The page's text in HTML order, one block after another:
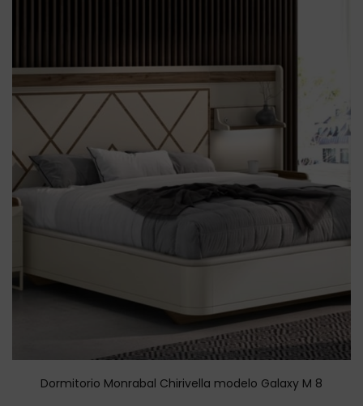
Dormitorio Monrabal Chirivella modelo Galaxy M 8